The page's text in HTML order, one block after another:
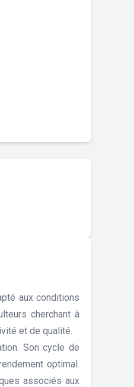
aux conditions
cherchant à
et de qualité.
Son cycle de
optimal.
associés aux